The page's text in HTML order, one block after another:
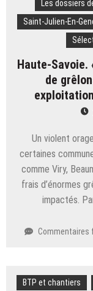
Les dossiers
Saint-Julien-En-
Haute-Savoie.
de
Un violent
certaines
comme Viry,
frais d’énormes
impactés.
Commentaires
BTP et chantiers